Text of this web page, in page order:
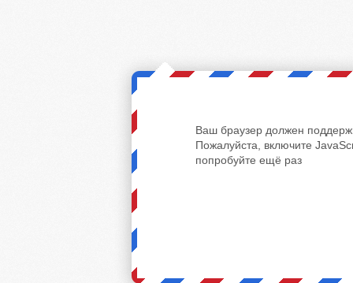
Ваш браузер должен
Пожалуйста, включите
попробуйте ещё раз